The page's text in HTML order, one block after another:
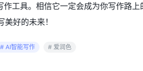
工具。相信它一定会成为你写作路
好的未来！
# AI智能写作 # 爱润色